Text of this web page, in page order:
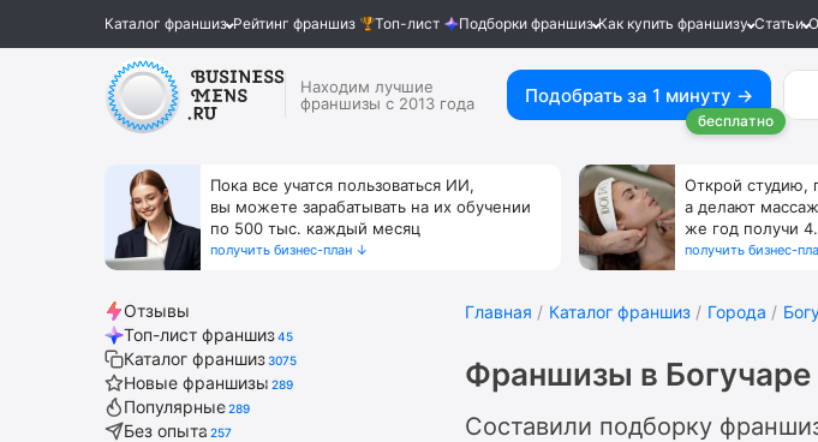
Каталог франшиз Рейтинг франшиз Топ-лист Подборки франшиз Как купить франшизу Статьи
Находим лучшие
франшизы с 2013 года
Подобрать за 1 минуту →
бесплатно
Пока все учатся пользоваться ИИ,
вы можете зарабатывать на их обучении
по 500 тыс. каждый месяц
получить бизнес-план ↓
Открой студию,
а делают
же год получи
получить бизнес-
Отзывы
Топ-лист франшиз45
Каталог франшиз3075
Новые франшизы 289
Популярные289
Без опыта 257
Главная Каталог франшиз Города
Франшизы в Богучаре
Составили подборку